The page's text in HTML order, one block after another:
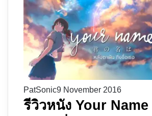
PatSonic9 November 2016
รีวิวหนัง Your